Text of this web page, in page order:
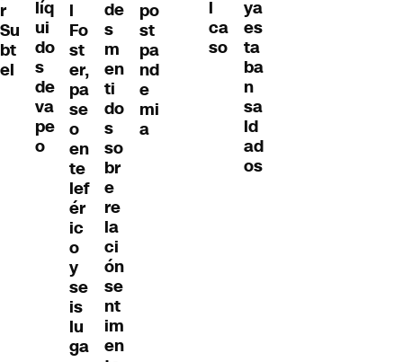
r
Su
bt
el
líq
ui
do
s
de
va
pe
o
l
Fo
st
er,
pa
se
o
en
te
lef
ér
ic
o
y
se
is
lu
ga
de
s
m
en
ti
do
s
so
br
e
re
la
ci
ón
se
nt
im
en
po
st
pa
nd
e
mi
a
l
ca
so
ya
es
ta
ba
n
sa
ld
ad
os